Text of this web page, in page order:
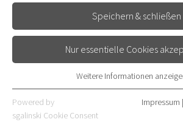
69126 Heidelberg
Speichern & schließen
Nur essentielle Cookies
Essentielle Cookies werden für grundlegende
Webseite benötigt. Dadurch ist gewährleistet,
Weitere Informationen
Powered by
sgalinski Cookie Consent
Impressum |